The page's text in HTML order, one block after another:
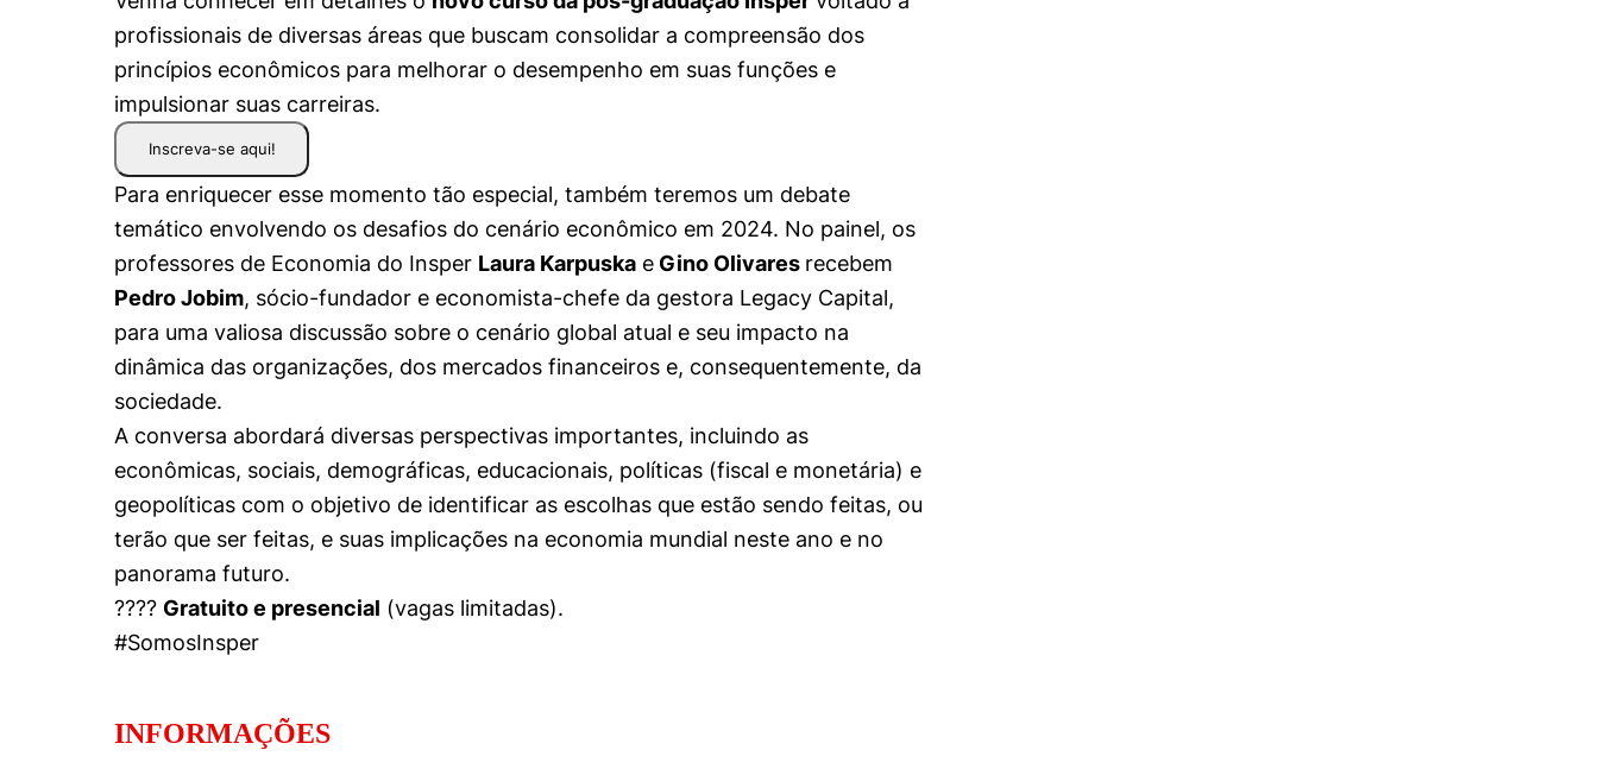
Conhecimento
Hub de Inovação e
Empreendedorismo
Women in Action
Trabalhe conosco
Sala de Imprensa
Repositório Institucional
Pesquisa na Graduação
Seminários Acadêmicos
Comitê de Ética em
Pesquisa
Instagram
Linkedin
profissionais de diversas áreas que buscam consolidar a compreensão dos
princípios econômicos para melhorar o desempenho em suas funções e
impulsionar suas carreiras.
Inscreva-se aqui!
Para enriquecer esse momento tão especial, também teremos um debate
temático envolvendo os desafios do cenário econômico em 2024. No painel, os
professores de Economia do Insper Laura Karpuska e Gino Olivares recebem
Pedro Jobim, sócio-fundador e economista-chefe da gestora Legacy Capital,
para uma valiosa discussão sobre o cenário global atual e seu impacto na
dinâmica das organizações, dos mercados financeiros e, consequentemente, da
sociedade.
A conversa abordará diversas perspectivas importantes, incluindo as
econômicas, sociais, demográficas, educacionais, políticas (fiscal e monetária) e
geopolíticas com o objetivo de identificar as escolhas que estão sendo feitas, ou
terão que ser feitas, e suas implicações na economia mundial neste ano e no
panorama futuro.
???? Gratuito e presencial (vagas limitadas).
#SomosInsper
INFORMAÇÕES